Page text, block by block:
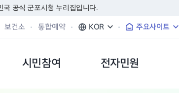
국 공식 군포시청 누리집입니다.
보건소 통합예약 KOR 주요사이트
시민참여 전자민원